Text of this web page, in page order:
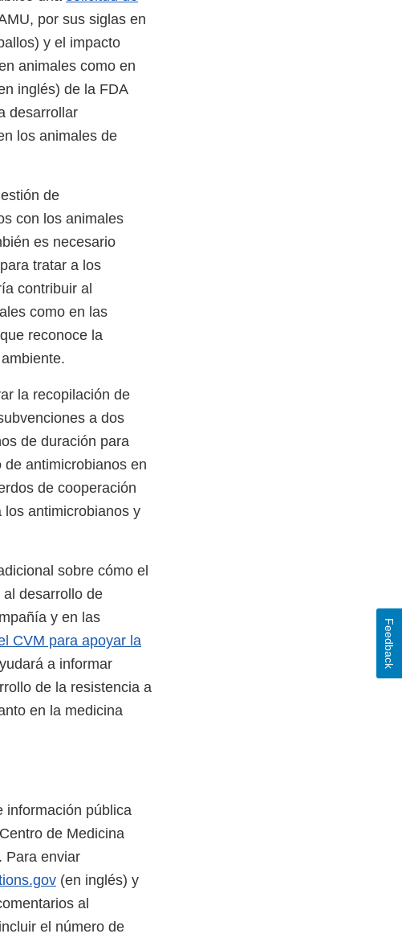
por sus siglas en
y el impacto
animales como en
inglés) de la FDA
desarrollar
los animales de
de
con los animales
es necesario
tratar a los
contribuir al
como en las
reconoce la
la recopilación de
a dos
de duración para
antimicrobianos en
de cooperación
antimicrobianos y
sobre cómo el
desarrollo de
y en las
CVM para apoyar la
a informar
de la resistencia a
en la medicina
información pública
de Medicina
Para enviar
(en inglés) y
al
el número de
Feedback